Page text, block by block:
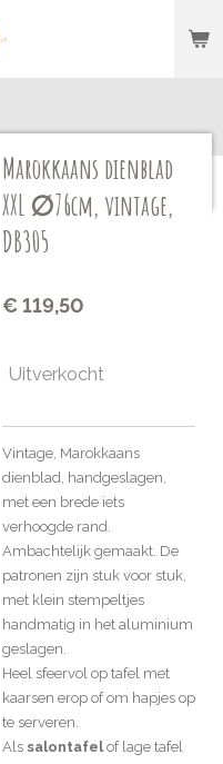
Marokkaans dienblad
XXL ∅76cm, vintage,
DB305
€ 119,50
Uitverkocht
Vintage, Marokkaans
dienblad, handgeslagen,
met een brede iets
verhoogde rand.
Ambachtelijk gemaakt. De
patronen zijn stuk voor stuk,
met klein stempeltjes
handmatig in het aluminium
geslagen.
Heel sfeervol op tafel met
kaarsen erop of om hapjes op
te serveren.
Als salontafel of lage tafel